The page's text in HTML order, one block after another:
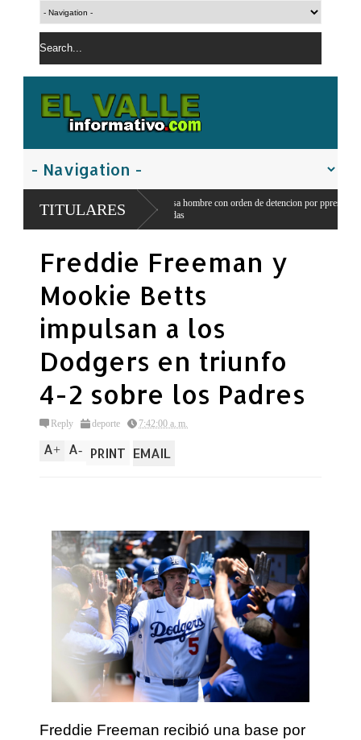
TITULARES
PN apresa hombre con orden de detencion por ppresunto trafico de sustancias
controladas
Freddie Freeman y
Mookie Betts
impulsan a los
Dodgers en triunfo
4-2 sobre los Padres
Reply deporte 7:42:00 a. m.
A+ A- PRINT EMAIL
Freddie Freeman recibió una base por